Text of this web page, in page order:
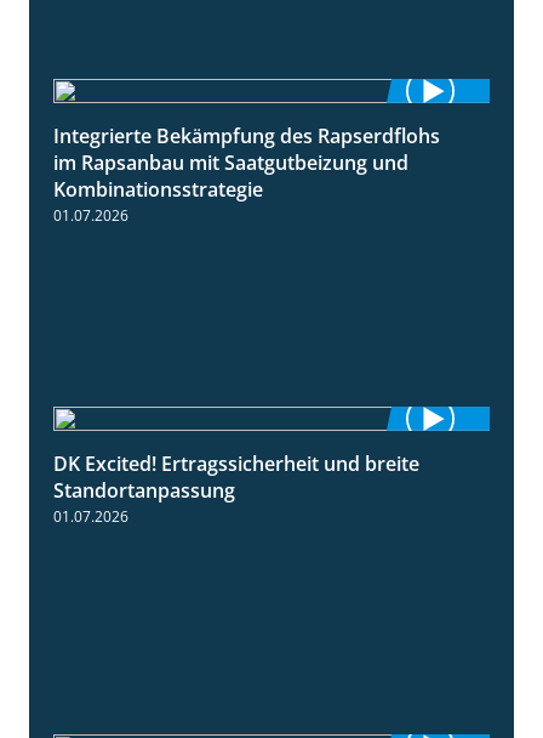
2:31
Integrierte Bekämpfung des Rapserdflohs
im Rapsanbau mit Saatgutbeizung und
Kombinationsstrategie
01.07.2026
2:41
DK Excited! Ertragssicherheit und breite
Standortanpassung
01.07.2026